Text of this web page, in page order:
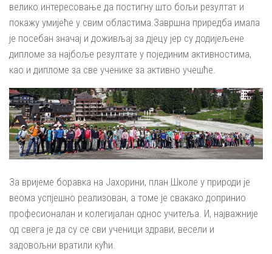
велико интересовање да постигну што бољи резултат и
покажу умијеће у свим областима.Завршна приредба имала
је посебан значај и доживљај за дјецу јер су додијељене
дипломе за најбоље резултате у појединим активностима,
као и дипломе за све ученике за активно учешће.
За вријеме боравка на Јахорини, план Школе у природи је
веома успјешно реализован, а томе је свакако допринио
професионалан и колегијалан однос учитеља. И, најважније
од свега је да су се сви ученици здрави, весели и
задовољни вратили кући.